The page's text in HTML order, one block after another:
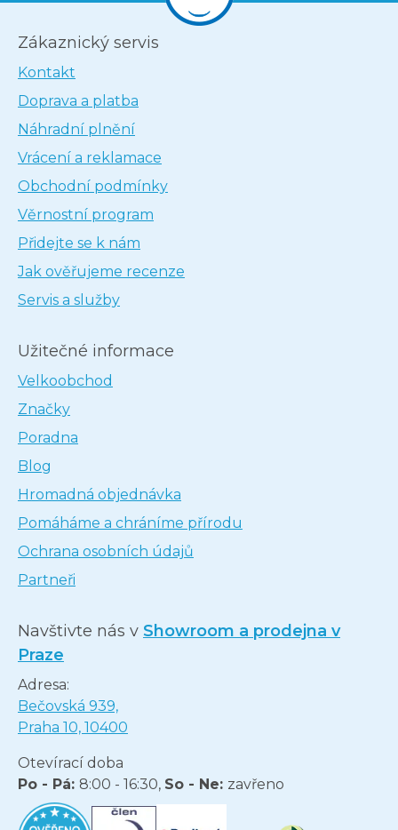
Zákaznický servis
Kontakt
Doprava a platba
Náhradní plnění
Vrácení a reklamace
Obchodní podmínky
Věrnostní program
Přidejte se k nám
Jak ověřujeme recenze
Servis a služby
Užitečné informace
Velkoobchod
Značky
Poradna
Blog
Hromadná objednávka
Pomáháme a chráníme přírodu
Ochrana osobních údajů
Partneři
Navštivte nás v Showroom a prodejna v
Praze
Adresa:
Bečovská 939,
Praha 10, 10400
Otevírací doba
Po - Pá: 8:00 - 16:30, So - Ne: zavřeno